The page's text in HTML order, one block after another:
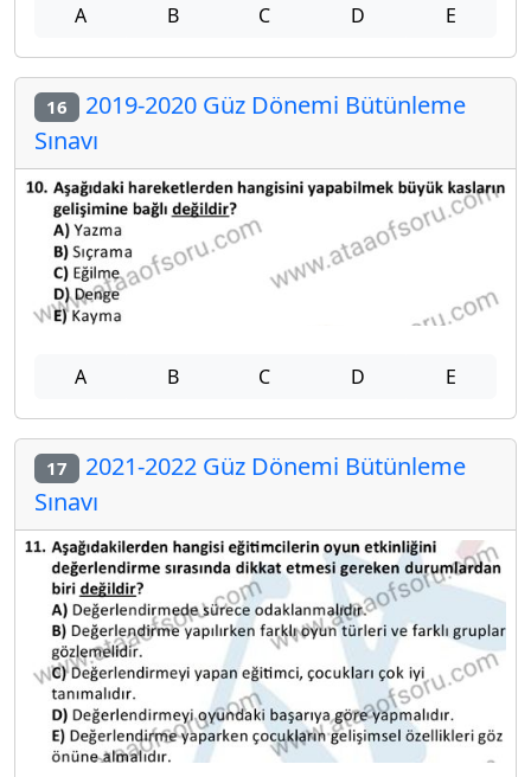
A B C D E
16 2019-2020 Güz Dönemi Bütünleme
Sınavı
A B C D E
17 2021-2022 Güz Dönemi Bütünleme
Sınavı